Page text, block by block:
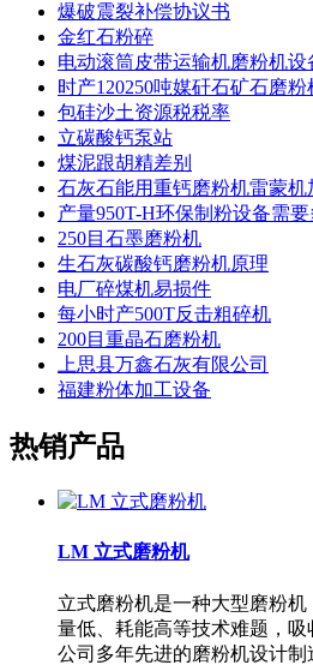
爆破震裂补偿协议书
金红石粉碎
电动滚筒皮带运输机磨粉机设
时产120250吨媒矸石矿石磨粉
包硅沙土资源税税率
立碳酸钙泵站
煤泥跟胡精差别
石灰石能用重钙磨粉机雷蒙机
产量950T-H环保制粉设备需
250目石墨磨粉机
生石灰碳酸钙磨粉机原理
电厂碎煤机易损件
每小时产500T反击粗碎机
200目重晶石磨粉机
上思县万鑫石灰有限公司
福建粉体加工设备
热销产品
LM 立式磨粉机
立式磨粉机是一种大型磨粉
量低、耗能高等技术难题，
公司多年先进的磨粉机设计